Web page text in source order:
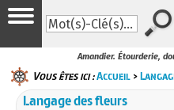
Amandier. Étourderie,
Vous êtes ici :Accueil >
Langage des fleurs